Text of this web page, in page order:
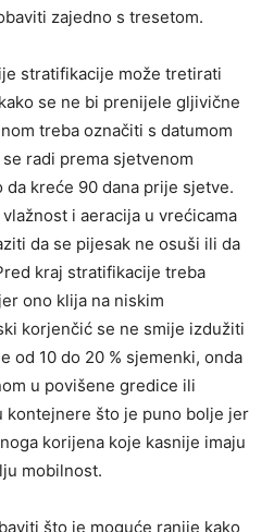
zajedno s tresetom.
stratifikacije može tretirati
se ne bi prenijele gljivične
treba označiti s datumom
radi prema sjetvenom
kreće 90 dana prije sjetve.
i aeracija u vrećicama
da se pijesak ne osuši ili da
kraj stratifikacije treba
ono klija na niskim
korjenčić se ne smije izdužiti
od 10 do 20 % sjemenki, onda
u povišene gredice ili
kontejnere što je puno bolje jer
korijena koje kasnije imaju
mobilnost.
što je moguće ranije kako